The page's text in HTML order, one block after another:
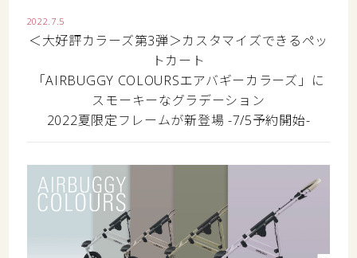
2022.7.5
＜大好評カラーズ第3弾＞カスタマイズできるペッ
トカート
「AIRBUGGY COLOURSエアバギーカラーズ」に
スモーキーなグラデーション
2022夏限定フレームが新登場 -7/5予約開始-